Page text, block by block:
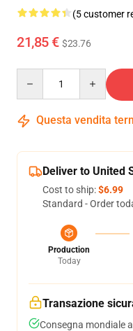
(5 customer
21,85 € $23.76
Questa vendita
Deliver to United
Cost to ship:$6.99
Standard - Order
Production
Today
Transazione
Consegna mondiale